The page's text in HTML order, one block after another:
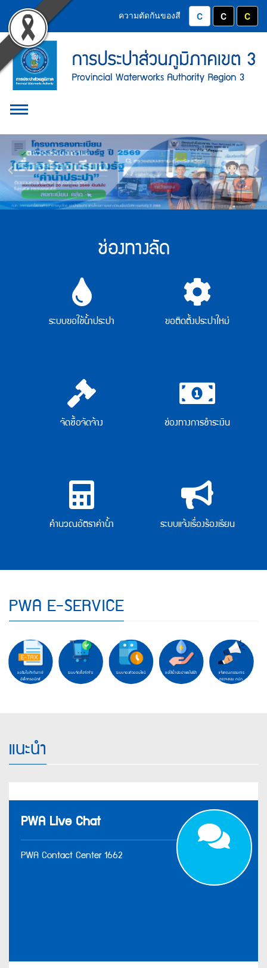
หน้า
แรก
(การ
ประปา
ส่วน
ภูมิภาค
เขต
3)
ข้าม
ไป
ยัง
เนื้อหา
(Skip
to
content)
ข้าม
ไป
ยัง
(Skip
to
menu)
หน้า
ค้นหา
ข้อมูล
โทรศัพท์,โทรสาร,อีเมล์
ฮิต
Contact
Menu
ความตัดกันของสี ปุ่มปรับสีตัวอักษร
ปุ่มปรับสีตั
ปุ่ม
ตรา
สัญลักษณ์
และ
ค่า
การ
ประปา
ส่วน
ภูมิภาค
Main
Menu
Slide
Banner
ช่องทางลัด
ระบบขอใช้น้ำประปา ขอติดตั้งประปาใหม่
จัดซื้อจัดจ้าง ช่องทางการชำระเงิน
คำนวณอัตราค่าน้ำ ระบบแจ้งเรื่องร้องเรียน
PWA E-SERVICE
ระบบจองคิวออนไลน์ ขอใช้น้ำประปาและไฟฟ้า แจ้งคณะกรรมการ
ตรวจสอบ กปภ.
ขอรับใบกำกับภาษี
อิเล็กทรอนิกส์
ระบบจัดซื้อจัดจ้าง
Hilight
แนะนำ
PWA Live Chat
PWA Contact Center 1662